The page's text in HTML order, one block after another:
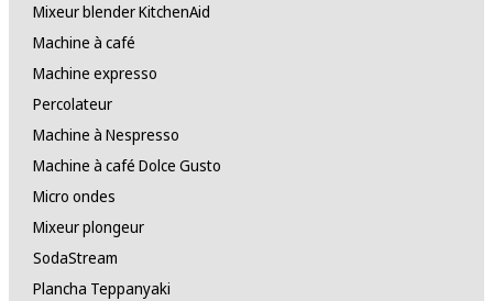
Mixeur blender KitchenAid
Machine à café
Machine expresso
Percolateur
Machine à Nespresso
Machine à café Dolce Gusto
Micro ondes
Mixeur plongeur
SodaStream
Plancha Teppanyaki